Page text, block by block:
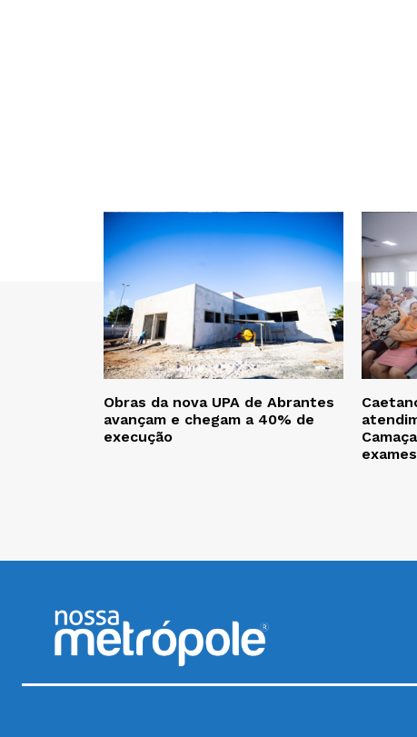
Obras da nova UPA de Abrantes
avançam e chegam a 40% de
execução
exames